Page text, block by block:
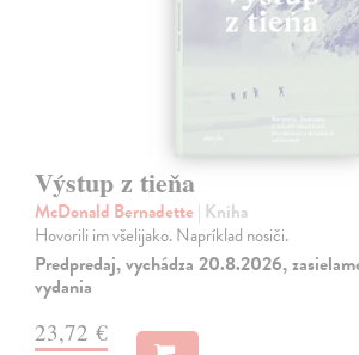
Výstup z tieňa
McDonald Bernadette | Kniha
Hovorili im všelijako. Napríklad nosiči.
Predpredaj, vychádza 20.8.2026,
vydania
23,72 €